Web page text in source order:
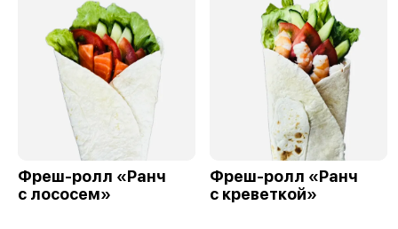
Фреш-ролл «Ранч
с лососем»
Фреш-ролл «Ранч
с креветкой»